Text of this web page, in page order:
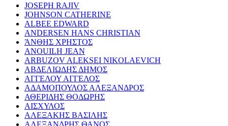
JOSEPH RAJIV
JOHNSON CATHERINE
ALBEE EDWARD
ANDERSEN HANS CHRISTIAN
ΆΝΘΗΣ ΧΡΗΣΤΟΣ
ANOUILH JEAN
ARBUZOV ALEKSEI NIKOLAEVICH
ΑΒΔΕΛΙΩΔΗΣ ΔΗΜΟΣ
ΑΓΓΕΛΟΥ ΑΓΓΕΛΟΣ
ΑΔΑΜΟΠΟΥΛΟΣ ΑΛΕΞΑΝΔΡΟΣ
ΑΘΕΡΙΔΗΣ ΘΟΔΩΡΗΣ
ΑΙΣΧΥΛΟΣ
ΑΛΕΞΑΚΗΣ ΒΑΣΙΛΗΣ
ΑΛΕΞΑΝΔΡΗΣ ΘΑΝΟΣ